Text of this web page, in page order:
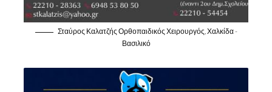
Σταύρος Καλατζής Ορθοπαιδικός Χειρουργός, Χαλκίδα -
Βασιλικό